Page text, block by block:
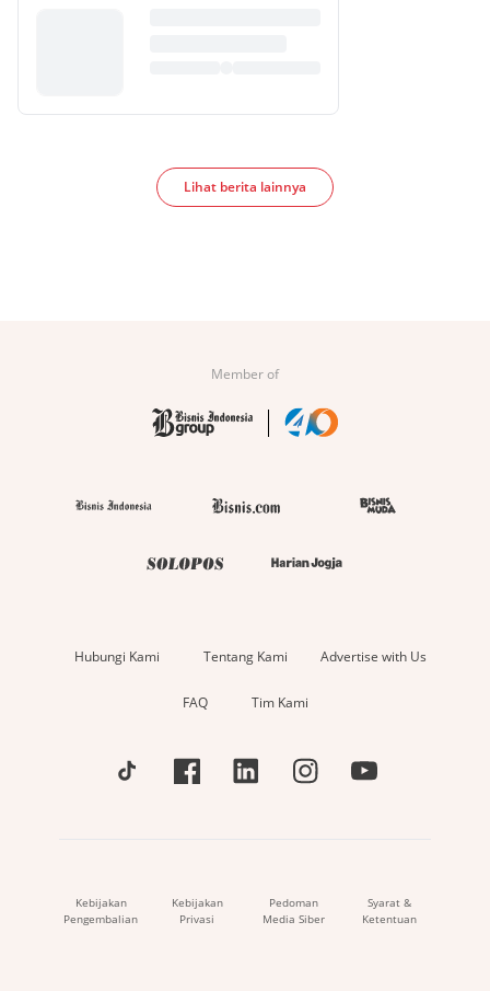
Lihat berita lainnya
Member of
Hubungi Kami Tentang Kami Advertise with Us
FAQ Tim Kami
Kebijakan
Pengembalian
Kebijakan
Privasi
Pedoman
Media Siber
Syarat &
Ketentuan